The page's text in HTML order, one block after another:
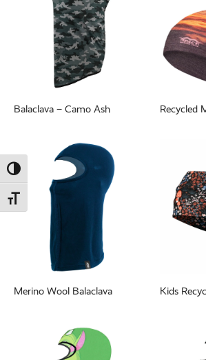
Umschalten auf hohe Kontraste
Schrift vergrößern
Balaclava – Camo Ash Recycled
Merino Wool Balaclava Kids